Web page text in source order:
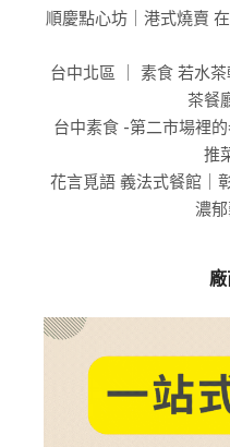
順慶點心坊｜港式燒賣
台中北區 ｜ 素食 若水
茶餐
台中素食 -第二市場裡
推
花言覓語 義法式餐館｜
濃